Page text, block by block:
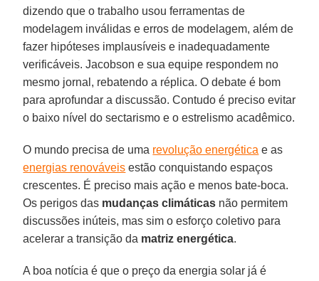
dizendo que o trabalho usou ferramentas de
modelagem inválidas e erros de modelagem, além de
fazer hipóteses implausíveis e inadequadamente
verificáveis. Jacobson e sua equipe respondem no
mesmo jornal, rebatendo a réplica. O debate é bom
para aprofundar a discussão. Contudo é preciso evitar
o baixo nível do sectarismo e o estrelismo acadêmico.
O mundo precisa de uma revolução energética e as
energias renováveis estão conquistando espaços
crescentes. É preciso mais ação e menos bate-boca.
Os perigos das mudanças climáticas não permitem
discussões inúteis, mas sim o esforço coletivo para
acelerar a transição da matriz energética.
A boa notícia é que o preço da energia solar já é